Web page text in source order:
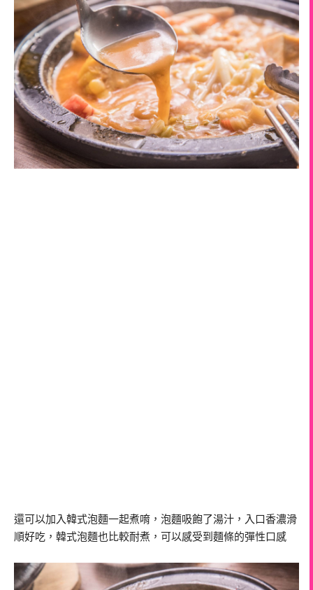
還可以加入韓式泡麵一起煮唷，泡麵吸飽了湯汁，入口香濃滑
順好吃，韓式泡麵也比較耐煮，可以感受到麵條的彈性口感